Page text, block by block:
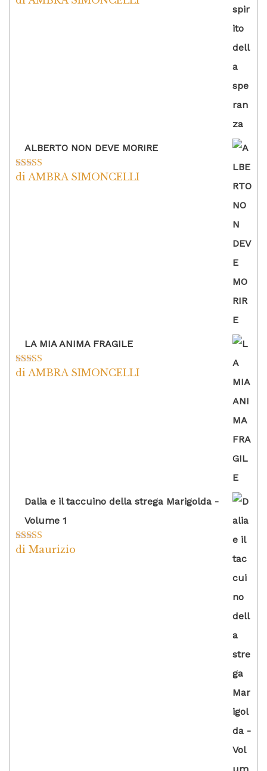
ALBERTO NON DEVE MORIRE
Valutato5su
di AMBRA SIMONCELLI
LA MIA ANIMA FRAGILE
Valutato5su
di AMBRA SIMONCELLI
Dalia e il taccuino della strega Marigolda -
Volume 1
Valutato4
di Maurizio